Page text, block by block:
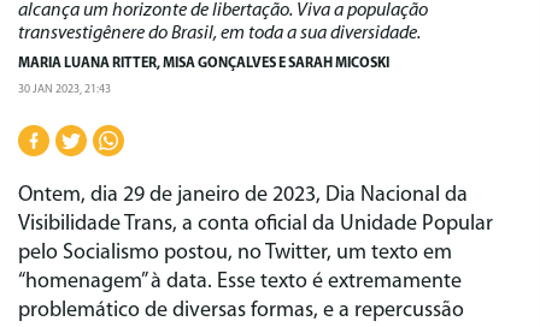
alcança um horizonte de libertação. Viva a população
transvestigênere do Brasil, em toda a sua diversidade.
MARIA LUANA RITTER,MISA GONÇALVES ESARAH MICOSKI
30 JAN 2023, 21:43
Ontem, dia 29 de janeiro de 2023, Dia Nacional da
Visibilidade Trans, a conta oficial da Unidade Popular
pelo Socialismo postou, no Twitter, um texto em
“homenagem” à data. Esse texto é extremamente
problemático de diversas formas, e a repercussão